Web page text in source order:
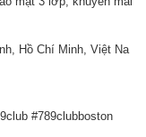
Hồ Chí Minh, Việt Na
#789clubboston